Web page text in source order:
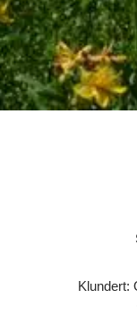
Klundert: